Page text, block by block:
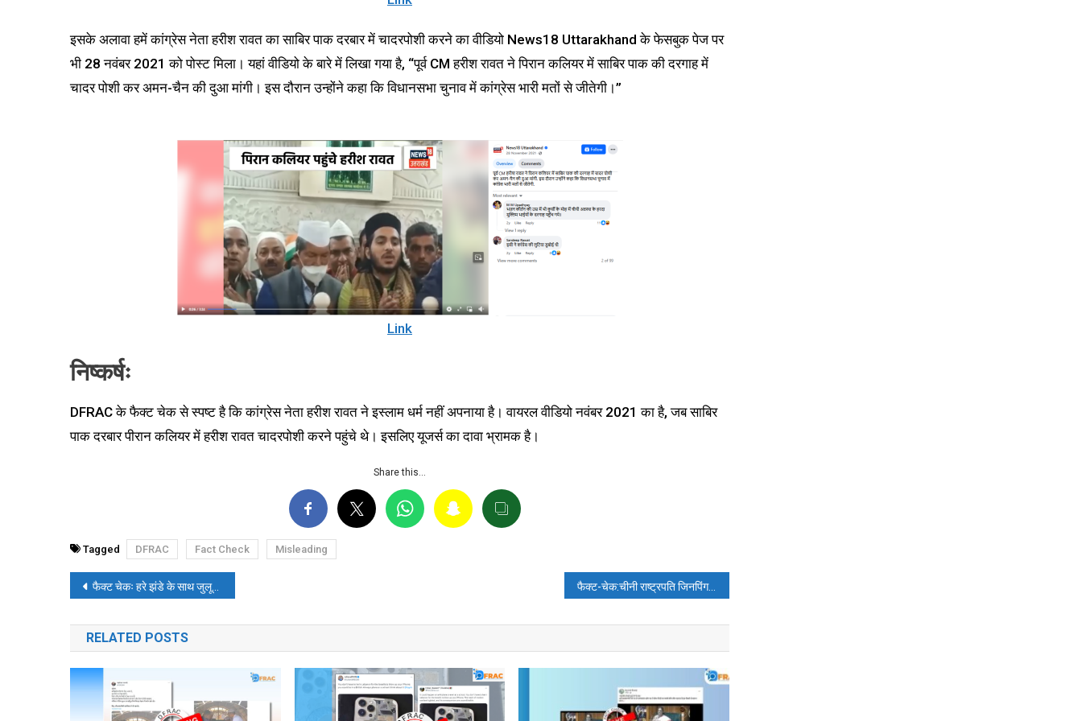
इसके अलावा हमें कांग्रेस नेता हरीश रावत का साबिर पाक दरबार में चादरपोशी करने का वीडियो News18 Uttarakhand के फेसबुक पेज पर
भी 28 नवंबर 2021 को पोस्ट मिला। यहां वीडियो के बारे में लिखा गया है, “पूर्व CM हरीश रावत ने पिरान कलियर में साबिर पाक की दरगाह में
चादर पोशी कर अमन-चैन की दुआ मांगी। इस दौरान उन्होंने कहा कि विधानसभा चुनाव में कांग्रेस भारी मतों से जीतेगी।”
Link
निष्कर्ष
DFRAC के फैक्ट चेक से स्पष्ट है कि कांग्रेस नेता हरीश रावत ने इस्लाम धर्म नहीं अपनाया है। वायरल वीडियो नवंबर 2021 का है, जब साबिर
पाक दरबार पीरान कलियर में हरीश रावत चादरपोशी करने पहुंचे थे। इसलिए यूजर्स का दावा भ्रामक है।
Share this…
Tagged DFRAC Fact Check Misleading
पोस्ट
नेविगेशन
फैक्ट चेकः हरे झंडे के साथ जुलूस का वीडियो प्रियंका गांधी के रोड शो का नहीं है, यह वर्ष 2019 का वीडियो है फैक्ट-चेक:चीनी राष्ट्रपति जिनपिंग का पीएम मोदी से हाथ नहीं मिलाने का गलत दावा वायरल
RELATED POSTS